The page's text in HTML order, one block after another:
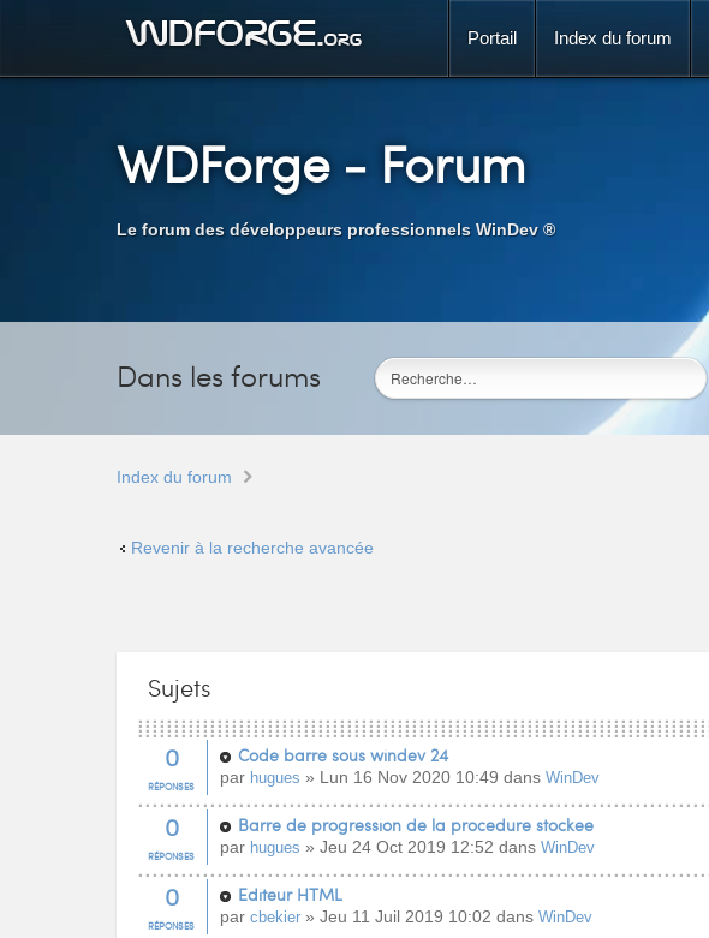
Portail Index du forum
WDForge- Forum
Le forum des développeurs professionnels WinDev ®
Dans les forums
Index du forum
Revenir à la recherche avancée
Sujets
0
RÉPONSES
Code barre sous windev 24
par hugues » Lun 16 Nov 2020 10:49 dans WinDev
0
RÉPONSES
Barre de progression de la procedure stockee
par hugues » Jeu 24 Oct 2019 12:52 dans WinDev
0
RÉPONSES
Editeur HTML
par cbekier » Jeu 11 Juil 2019 10:02 dans WinDev